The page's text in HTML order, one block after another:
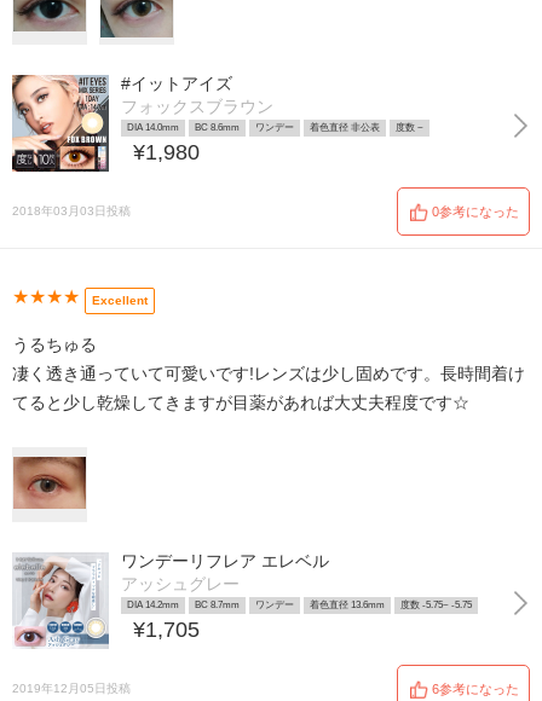
#イットアイズ
フォックスブラウン
DIA 14.0mm BC 8.6mm ワンデー 着色直径 非公表 度数 ~
¥1,980
2018年03月03日投稿 0参考になった
★★★★ Excellent
うるちゅる
凄く透き通っていて可愛いです!レンズは少し固めです。長時間着け
てると少し乾燥してきますが目薬があれば大丈夫程度です☆
ワンデーリフレア エレベル
アッシュグレー
DIA 14.2mm BC 8.7mm ワンデー 着色直径 13.6mm 度数 -5.75~ -5.75
¥1,705
2019年12月05日投稿 6参考になった